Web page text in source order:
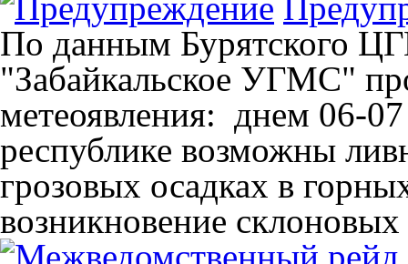
По данным Бурятского
"Забайкальское УГМС"
метеоявления: днем 06-07
республике возможны
грозовых осадках в
возникновение склоновых